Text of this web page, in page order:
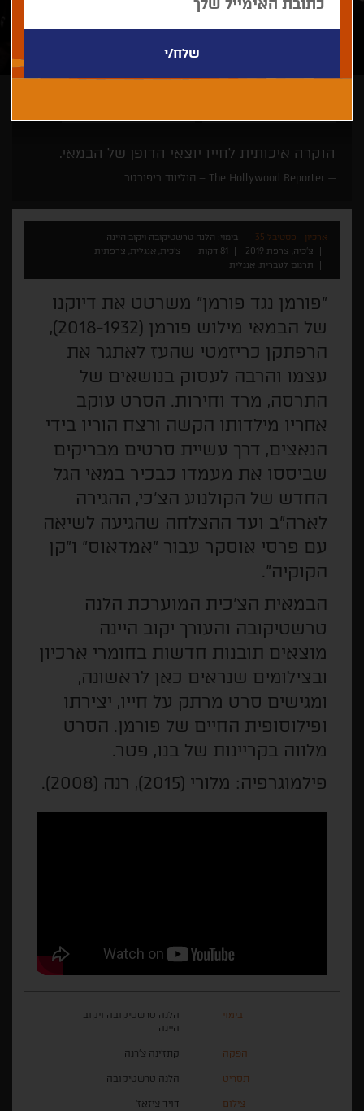
הוקרה איכותית לחייו יוצאי הדופן של הבמאי.
The Hollywood Reporter – הוליווד ריפורטר
ארכיון - פסטיבל 35
בימוי: הלנה טרשטיקובה ויקוב היינה
צ'כיה, צרפת 2019
81 דקות
צ'כית, אנגלית, צרפתית
תרגום לעברית, אנגלית
"פורמן נגד פורמן" משרטט את דיוקנו
של הבמאי מילוש פורמן (2018-1932),
הרפתקן כריזמטי שהעז לאתגר את
עצמו והרבה לעסוק בנושאים של
התרסה, מרד וחירות. הסרט עוקב
אחריו מילדותו הקשה ורצח הוריו בידי
הנאצים, דרך עשיית סרטים מבריקים
שביססו את מעמדו כבכיר במאי הגל
החדש של הקולנוע הצ'כי, ההגירה
לארה"ב ועד ההצלחה שהגיעה לשיאה
עם פרסי אוסקר עבור "אמדאוס" ו"קן
הקוקיה".
הבמאית הצ'כית המוערכת הלנה
טרשטיקובה והעורך יקוב היינה
מוצאים תובנות חדשות בחומרי ארכיון
ובצילומים שנראים כאן לראשונה,
ומגישים סרט מרתק על חייו, יצירתו
ופילוסופית החיים של פורמן. הסרט
מלווה בקריינות של בנו, פטר.
פילמוגרפיה: מלורי (2015), רנה (2008).
בימוי
הלנה טרשטיקובה ויקוב
היינה
הפקה קתז'ינה צ'רנה
תסריט הלנה טרשטיקובה
צילום דויד ציזאז'